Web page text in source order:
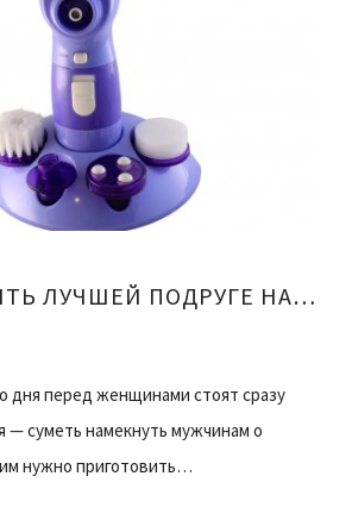
ЧТО ПОДАРИТЬ ЛУЧШЕЙ ПОДРУГЕ НА 8 МАРТА
дня перед женщинами стоят сразу
— суметь намекнуть мужчинам о
нужно приготовить…